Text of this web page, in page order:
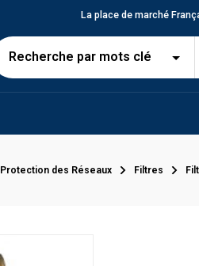
La place de marché
Protection des Réseaux Filtres